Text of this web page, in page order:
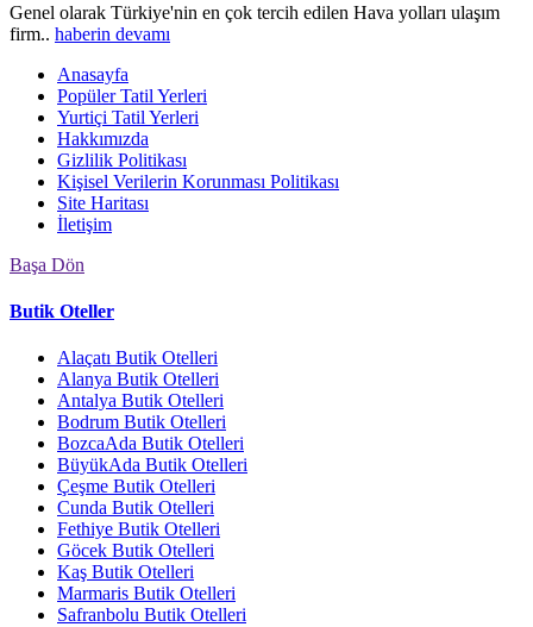
Genel olarak Türkiye'nin en çok tercih edilen Hava yolları ulaşım
firm.. haberin devamı
Anasayfa
Popüler Tatil Yerleri
Yurtiçi Tatil Yerleri
Hakkımızda
Gizlilik Politikası
Kişisel Verilerin Korunması Politikası
Site Haritası
İletişim
Başa Dön
Butik Oteller
Alaçatı Butik Otelleri
Alanya Butik Otelleri
Antalya Butik Otelleri
Bodrum Butik Otelleri
BozcaAda Butik Otelleri
BüyükAda Butik Otelleri
Çeşme Butik Otelleri
Cunda Butik Otelleri
Fethiye Butik Otelleri
Göcek Butik Otelleri
Kaş Butik Otelleri
Marmaris Butik Otelleri
Safranbolu Butik Otelleri